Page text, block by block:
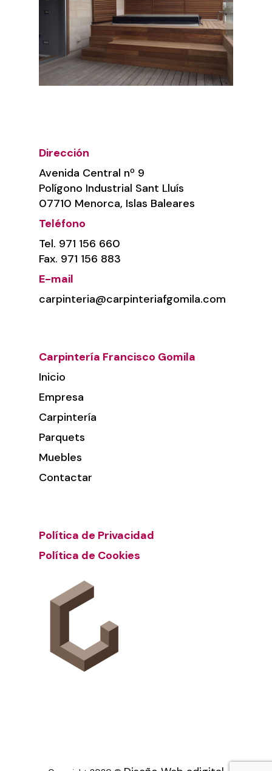
Dirección
Avenida Central nº 9
Polígono Industrial Sant Lluís
07710 Menorca, Islas Baleares
Teléfono
Tel. 971 156 660
Fax. 971 156 883
E-mail
carpinteria@carpinteriafgomila.com
Carpintería Francisco Gomila
Inicio
Empresa
Carpintería
Parquets
Muebles
Contactar
Política de Privacidad
Política de Cookies